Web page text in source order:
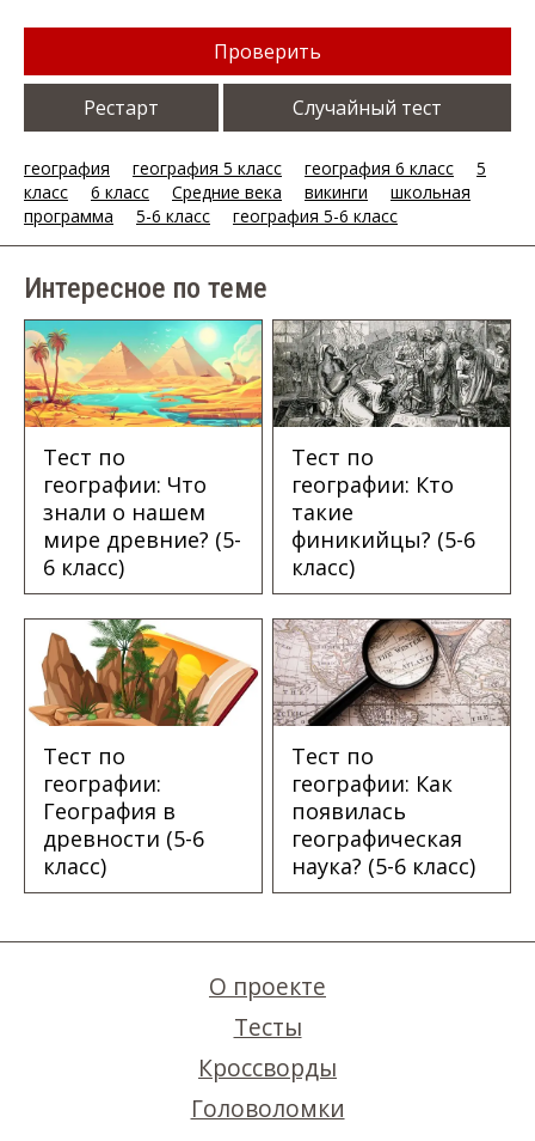
Проверить
Рестарт Случайный тест
география география 5 класс география 6 класс
5
класс
6 класс Средние века викинги
школьная
программа
5-6 класс география 5-6 класс
Интересное по теме
Тест по
географии: Что
знали о нашем
мире древние? (5-
6 класс)
Тест по
географии: Кто
такие
финикийцы? (5-6
класс)
Тест по
географии:
География в
древности (5-6
класс)
Тест по
географии: Как
появилась
географическая
наука? (5-6 класс)
О проекте
Тесты
Кроссворды
Головоломки